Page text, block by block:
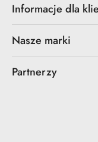
Informacje dla
Nasze marki
Partnerzy